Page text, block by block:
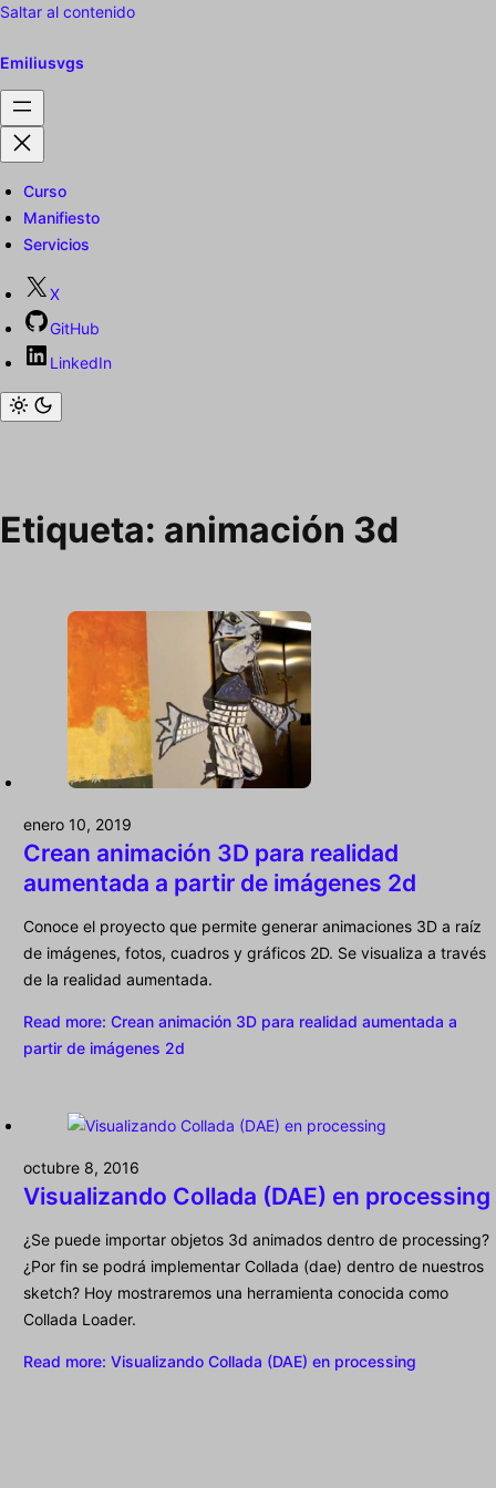
Saltar al contenido
Emiliusvgs
Curso
Manifiesto
Servicios
X
GitHub
LinkedIn
Etiqueta: animación 3d
enero 10, 2019
Crean animación 3D para realidad
aumentada a partir de imágenes 2d
Conoce el proyecto que permite generar animaciones 3D a raíz
de imágenes, fotos, cuadros y gráficos 2D. Se visualiza a través
de la realidad aumentada.
Read more: Crean animación 3D para realidad aumentada a
partir de imágenes 2d
octubre 8, 2016
Visualizando Collada (DAE) en processing
¿Se puede importar objetos 3d animados dentro de processing?
¿Por fin se podrá implementar Collada (dae) dentro de nuestros
sketch? Hoy mostraremos una herramienta conocida como
Collada Loader.
Read more: Visualizando Collada (DAE) en processing